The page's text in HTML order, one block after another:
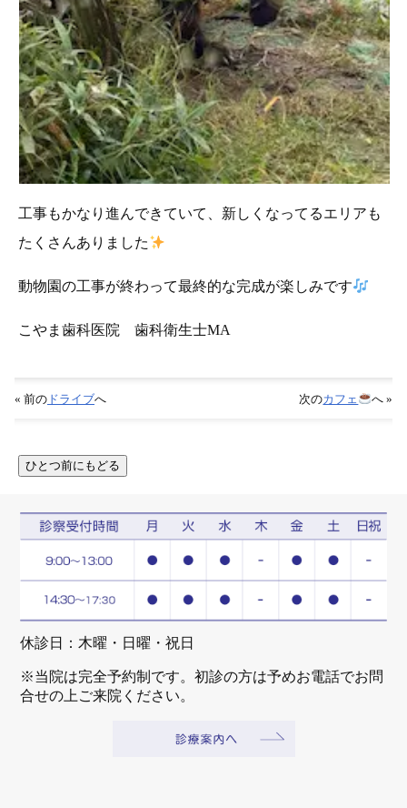
工事もかなり進んできていて、新しくなってるエリアも
たくさんありました
動物園の工事が終わって最終的な完成が楽しみです
こやま歯科医院 歯科衛生士MA
« 前の ドライブへ 次のカフェ へ »
休診日：木曜・日曜・祝日
※当院は完全予約制です。初診の方は予めお電話でお問
合せの上ご来院ください。